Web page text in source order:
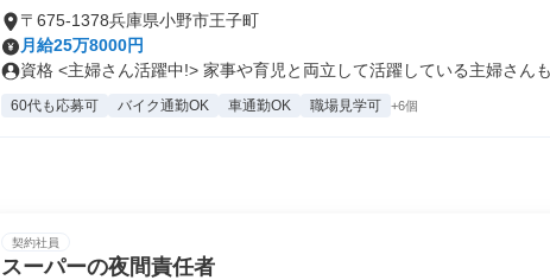
〒675-1378兵庫県小野市王子町
月給25万8000円
資格 <主婦さん活躍中!> 家事や育児と両立して活躍している主婦さんも
60代も応募可 バイク通勤OK 車通勤OK 職場見学可 +6個
契約社員
スーパーの夜間責任者